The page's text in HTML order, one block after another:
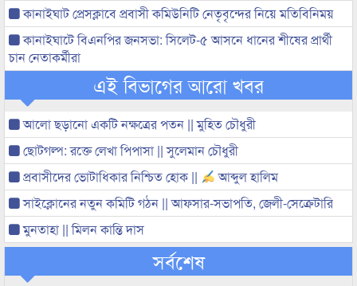
কানাইঘাট প্রেসক্লাবে প্রবাসী কমিউনিটি নেতৃবৃন্দের নিয়ে মতিবিনিময়
কানাইঘাটে বিএনপির জনসভা: সিলেট-৫ আসনে ধানের শীষের প্রার্থী
চান নেতাকর্মীরা
এই বিভাগের আরো খবর
আলো ছড়ানো একটি নক্ষত্রের পতন || মুহিত চৌধুরী
ছোটগল্প: রক্তে লেখা পিপাসা || সুলেমান চৌধুরী
প্রবাসীদের ভোটাধিকার নিশ্চিত হোক ||
আব্দুল হালিম
সাইক্লোনের নতুন কমিটি গঠন || আফসার-সভাপতি, জেলী-সেক্রেটারি
মুনতাহা || মিলন কান্তি দাস
সর্বশেষ